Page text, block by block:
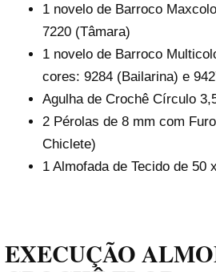
1 novelo de Barroco
7220 (Tâmara)
1 novelo de Barroco
cores: 9284 (Bailarina) e
Agulha de Crochê Círculo
2 Pérolas de 8 mm com
Chiclete)
1 Almofada de Tecido de 50
EXECUÇÃO